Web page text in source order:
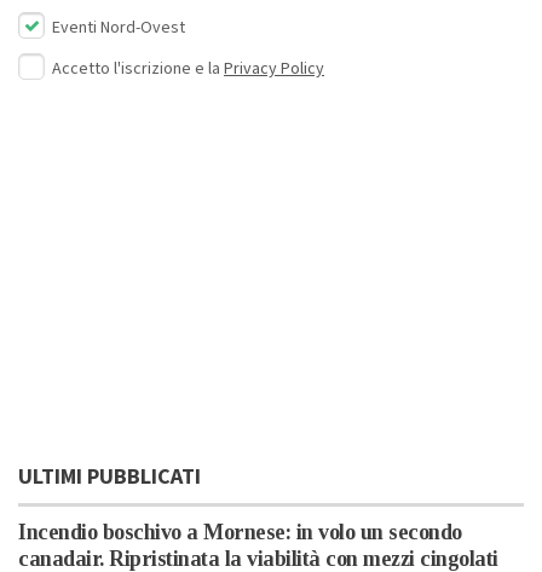
Eventi Nord-Ovest
Accetto l'iscrizione e la Privacy Policy
ULTIMI PUBBLICATI
Incendio boschivo a Mornese: in volo un secondo
canadair. Ripristinata la viabilità con mezzi cingolati